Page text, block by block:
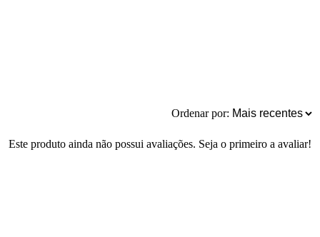
Ordenar por:
Este produto ainda não possui avaliações. Seja o primeiro a avaliar!